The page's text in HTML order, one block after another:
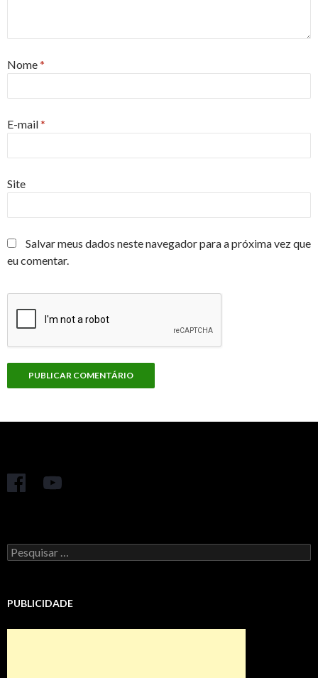
Nome*
E-mail*
Site
Salvar meus dados neste navegador para a próxima vez que
eu comentar.
Pesquisar
por:
PUBLICIDADE